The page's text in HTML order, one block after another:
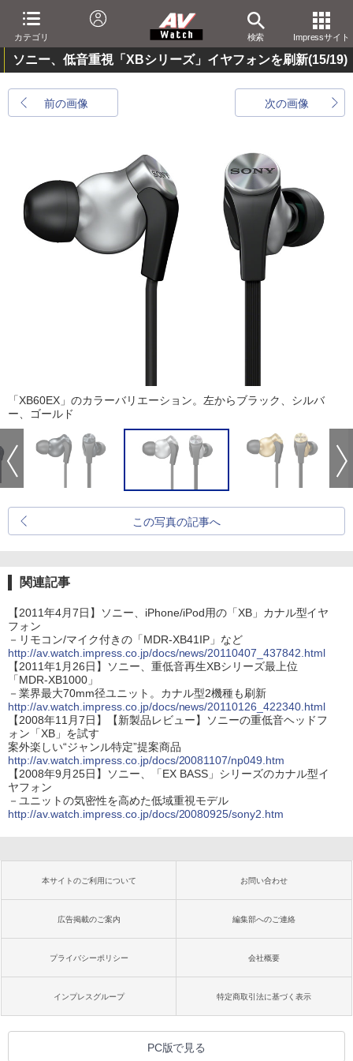
カテゴリ 検索 Impressサイト
ソニー、低音重視「XBシリーズ」イヤフォンを刷新(15/19)
前の画像 次の画像
「XB60EX」のカラーバリエーション。左からブラック、シルバ
ー、ゴールド
この写真の記事へ
関連記事
【2011年4月7日】ソニー、iPhone/iPod用の「XB」カナル型イヤ
フォン
－リモコン/マイク付きの「MDR-XB41IP」など
http://av.watch.impress.co.jp/docs/news/20110407_437842.html
【2011年1月26日】ソニー、重低音再生XBシリーズ最上位
「MDR-XB1000」
－業界最大70mm径ユニット。カナル型2機種も刷新
http://av.watch.impress.co.jp/docs/news/20110126_422340.html
【2008年11月7日】【新製品レビュー】ソニーの重低音ヘッドフ
ォン「XB」を試す
案外楽しい“ジャンル特定”提案商品
http://av.watch.impress.co.jp/docs/20081107/np049.htm
【2008年9月25日】ソニー、「EX BASS」シリーズのカナル型イ
ヤフォン
－ユニットの気密性を高めた低域重視モデル
http://av.watch.impress.co.jp/docs/20080925/sony2.htm
本サイトのご利用について お問い合わせ
広告掲載のご案内 編集部へのご連絡
プライバシーポリシー 会社概要
インプレスグループ 特定商取引法に基づく表示
PC版で見る